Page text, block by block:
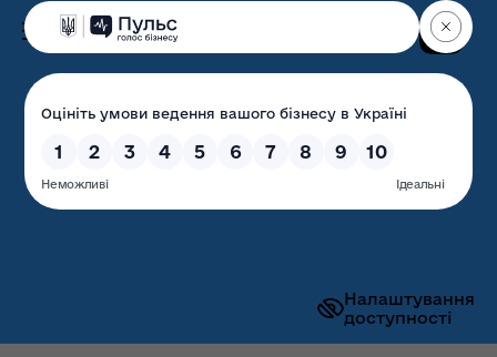
Налаштування
доступності
Волинська обласна
державна адміністрація